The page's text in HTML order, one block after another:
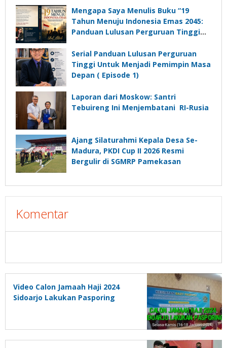
Komunikasi Kades untuk Memajukan
Desa
Mengapa Saya Menulis Buku “19
Tahun Menuju Indonesia Emas 2045:
Panduan Lulusan Perguruan Tinggi
Depan”?
Serial Panduan Lulusan Perguruan
Tinggi Untuk Menjadi Pemimpin Masa
Depan ( Episode 1)
Laporan dari Moskow: Santri
Tebuireng Ini Menjembatani RI-Rusia
Ajang Silaturahmi Kepala Desa Se-
Madura, PKDI Cup II 2026 Resmi
Bergulir di SGMRP Pamekasan
Komentar
Video Calon Jamaah Haji 2024
Sidoarjo Lakukan Pasporing